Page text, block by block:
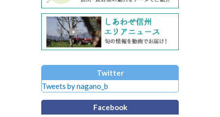
Twitter
Tweets by nagano_b
Facebook